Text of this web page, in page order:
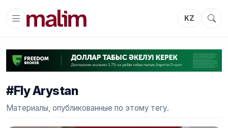
KZ
#Fly Arystan
Материалы, опубликованные по этому тегу.